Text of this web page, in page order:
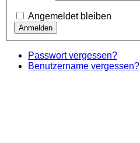
Angemeldet bleiben
Passwort vergessen?
Benutzername vergessen?